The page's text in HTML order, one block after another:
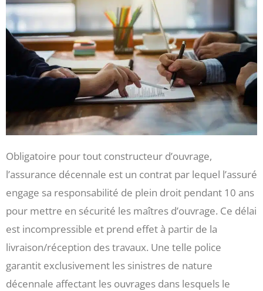
Obligatoire pour tout constructeur d’ouvrage,
l’assurance décennale est un contrat par lequel l’assuré
engage sa responsabilité de plein droit pendant 10 ans
pour mettre en sécurité les maîtres d’ouvrage. Ce délai
est incompressible et prend effet à partir de la
livraison/réception des travaux. Une telle police
garantit exclusivement les sinistres de nature
décennale affectant les ouvrages dans lesquels le